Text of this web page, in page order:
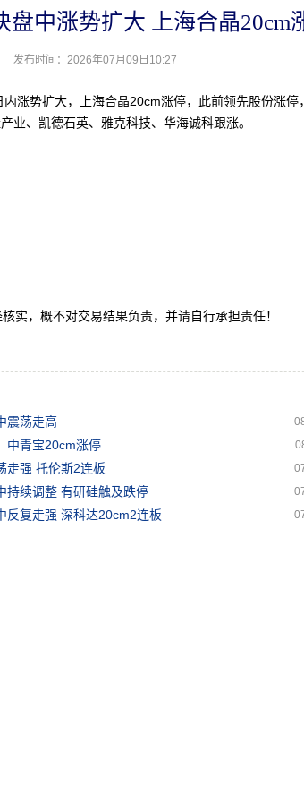
盘中涨势扩大 上海合晶20cm
发布时间：2026年07月09日10:27
涨势扩大，上海合晶20cm涨停，此前领先股份涨停
业、凯德石英、雅克科技、华海诚科跟涨。
实，概不对交易结果负责，并请自行承担责任！
震荡走高
中青宝20cm涨停
走强 托伦斯2连板
持续调整 有研硅触及跌停
反复走强 深科达20cm2连板